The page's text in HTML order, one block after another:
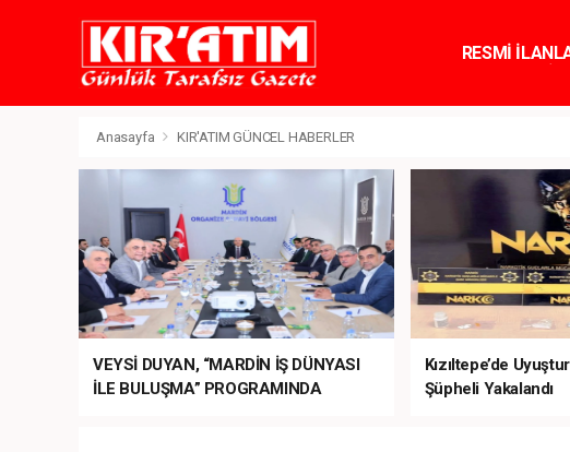
RESMİ
Anasayfa KIR'ATIM GÜNCEL HABERLER
VEYSİ DUYAN, “MARDİN İŞ DÜNYASI
İLE BULUŞMA” PROGRAMINDA
Kızıltepe’de
Şüpheli Yakalandı